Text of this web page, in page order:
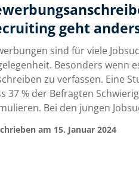
geht
sind für viele
Besonders wenn
zu verfassen. Eine
37 % der Befragten
Bei den jungen
am 15. Januar 2024